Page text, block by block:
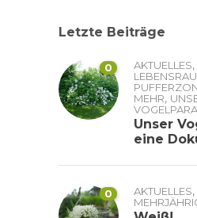
Letzte Beiträge
0 AKTUELLES,
MEHR,
Unser
eine
0 AKTUELLES,